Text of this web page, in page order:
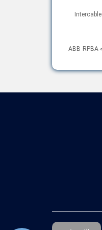
پرس کابلشو هیدرولیک دستی اینترکیبل Intercable